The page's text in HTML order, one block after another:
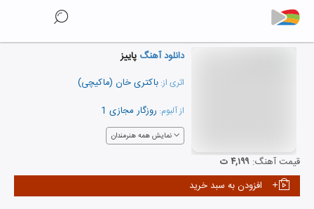
دانلود آهنگ پاییز
اثری از: باکتری خان (ماکیچی)
از آلبوم: روزگار مجازی 1
نمایش همه هنرمندان
قیمت آهنگ: ۴,۱۹۹ ت
افزودن به سبد خرید